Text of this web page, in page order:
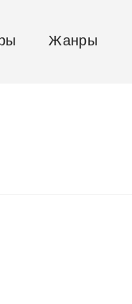
Жанры